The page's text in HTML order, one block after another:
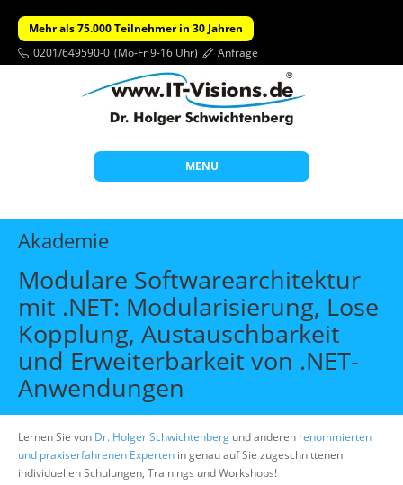
Mehr als 75.000 Teilnehmer in 30 Jahren
0201/649590-0 (Mo-Fr 9-16 Uhr) Anfrage
MENU
Start
Beratung
Individuelle Schulungen
Offene Seminare
Wissen
Über uns
Suche
Akademie
Modulare Softwarearchitektur
mit .NET: Modularisierung, Lose
Kopplung, Austauschbarkeit
und Erweiterbarkeit von .NET-
Anwendungen
Lernen Sie von Dr. Holger Schwichtenberg und anderen renommierten
und praxiserfahrenen Experten in genau auf Sie zugeschnittenen
individuellen Schulungen, Trainings und Workshops!